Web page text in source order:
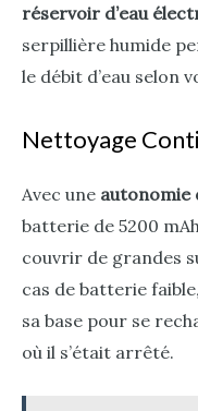
réservoir d’eau
serpillière humide
le débit d’eau selon
Nettoyage
Avec une autonomie
batterie de 5200
couvrir de grandes
cas de batterie
sa base pour se
où il s’était arrêté.